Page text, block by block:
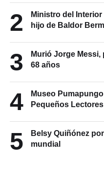
2
Ministro del
hijo de Baldor
3
Murió Jorge
68 años
4
Museo
Pequeños
5
Belsy Quiñónez
mundial